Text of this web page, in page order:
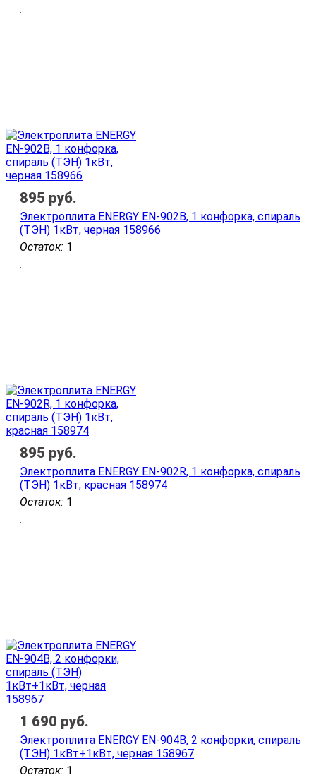
..
Остаток: 1
Электроплита ENERGY EN-902B, 1 конфорка, спираль
(ТЭН) 1кВт, черная 158966
..
895 руб.
Остаток: 1
Электроплита ENERGY EN-902R, 1 конфорка, спираль
(ТЭН) 1кВт, красная 158974
..
895 руб.
Остаток: 1
Электроплита ENERGY EN-904B, 2 конфорки, спираль
(ТЭН) 1кВт+1кВт, черная 158967
1 690 руб.